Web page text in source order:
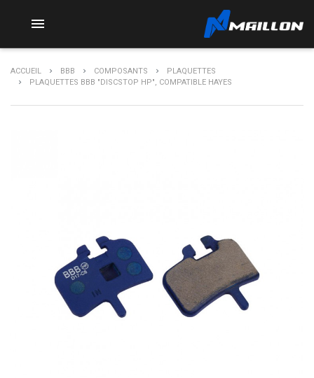

ACCUEIL BBB COMPOSANTS
PLAQUETTES
PLAQUETTES BBB "DISCSTOP HP", COMPATIBLE HAYES